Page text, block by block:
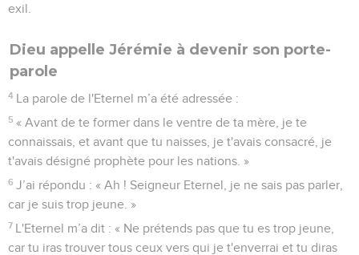
exil.
Dieu appelle Jérémie à devenir son porte-
parole
4 La parole de l'Eternel m’a été adressée :
5 « Avant de te former dans le ventre de ta mère, je te
connaissais, et avant que tu naisses, je t'avais consacré, je
t'avais désigné prophète pour les nations. »
6 J’ai répondu : « Ah ! Seigneur Eternel, je ne sais pas parler,
car je suis trop jeune. »
7 L'Eternel m’a dit : « Ne prétends pas que tu es trop jeune,
car tu iras trouver tous ceux vers qui je t'enverrai et tu diras